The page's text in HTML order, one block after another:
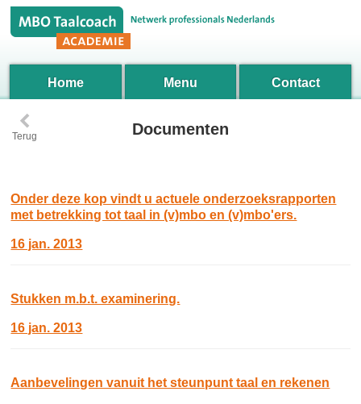
Home Menu Contact
‹
Terug Documenten
Onder deze kop vindt u actuele onderzoeksrapporten
met betrekking tot taal in (v)mbo en (v)mbo'ers.
16 jan. 2013
Stukken m.b.t. examinering.
16 jan. 2013
Aanbevelingen vanuit het steunpunt taal en rekenen